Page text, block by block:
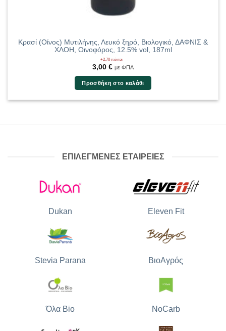
Κρασί (Οίνος) Μυτιλήνης, Λευκό ξηρό, Βιολογικό, ΔΑΦΝΙΣ &
ΧΛΟΗ, Οινοφόρος, 12.5% vol, 187ml
+2,70 πόντοι
3,00 € με ΦΠΑ
Προσθήκη στο καλάθι
ΕΠΙΛΕΓΜΕΝΕΣ ΕΤΑΙΡΕΙΕΣ
Dukan Eleven Fit
Stevia Parana ΒιοΑγρός
Όλα Bio NoCarb